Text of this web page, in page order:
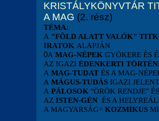
KRISTÁLYKÖNYVTÁR
A MAG (2. rész)
TÉMA:
A "FÖLD ALATT VALÓK"
IRATOK ALAPJÁN
0A MAG-NÉPEK GYÖKERE ÉS
AZ IGAZI ÉDENKERTI
A MAG-TUDAT ÉS A MAG-
A MÁGUS-TUDÁS IGAZI
A PÁLOSOK "ÖRÖK RENDJE"
AZ ISTEN-GÉN ÉS A
A MAGYARSÁG= KOZMIKUS